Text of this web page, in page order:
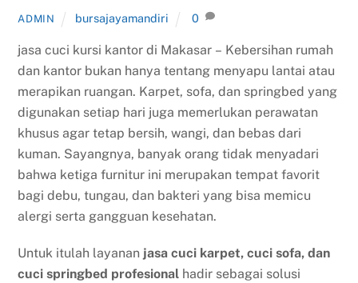
ADMIN bursajayamandiri 0
jasa cuci kursi kantor di Makasar – Kebersihan rumah
dan kantor bukan hanya tentang menyapu lantai atau
merapikan ruangan. Karpet, sofa, dan springbed yang
digunakan setiap hari juga memerlukan perawatan
khusus agar tetap bersih, wangi, dan bebas dari
kuman. Sayangnya, banyak orang tidak menyadari
bahwa ketiga furnitur ini merupakan tempat favorit
bagi debu, tungau, dan bakteri yang bisa memicu
alergi serta gangguan kesehatan.
Untuk itulah layanan jasa cuci karpet, cuci sofa, dan
cuci springbed profesional hadir sebagai solusi